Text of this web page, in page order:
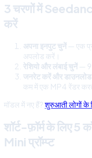
3 चरणों में
करें
अपना इनपुट चुनें— एक
अपलोड करें।
रेशियो और लंबाई चुनें—
जनरेट करें और
कम में एक MP4 रेंडर
मॉडल में नए हैं?शुरुआती लोगों
शॉर्ट-फ़ॉर्म के लिए
Mini प्रॉम्प्ट